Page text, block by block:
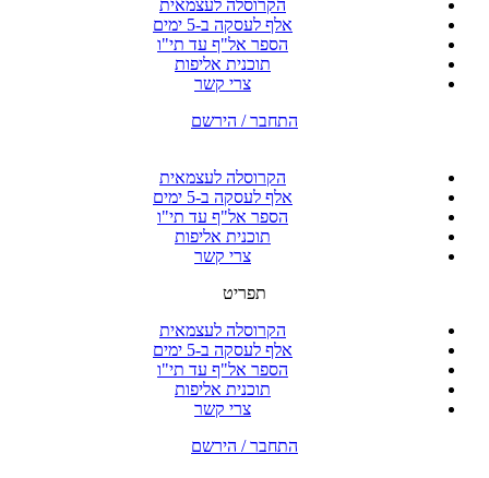
הקרוסלה לעצמאית
אלף לעסקה ב-5 ימים
הספר אל"ף עד תי"ו
תוכנית אליפות
צרי קשר
התחבר / הירשם
הקרוסלה לעצמאית
אלף לעסקה ב-5 ימים
הספר אל"ף עד תי"ו
תוכנית אליפות
צרי קשר
תפריט
הקרוסלה לעצמאית
אלף לעסקה ב-5 ימים
הספר אל"ף עד תי"ו
תוכנית אליפות
צרי קשר
התחבר / הירשם